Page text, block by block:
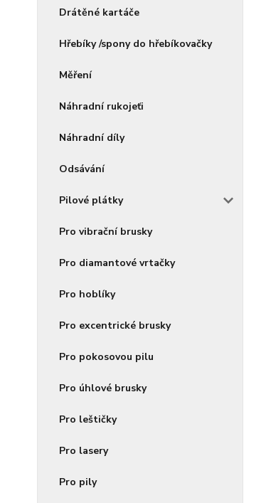
Drátěné kartáče
Hřebíky /spony do hřebíkovačky
Měření
Náhradní rukojeťi
Náhradní díly
Odsávání
Pilové plátky
Pro vibrační brusky
Pro diamantové vrtačky
Pro hoblíky
Pro excentrické brusky
Pro pokosovou pilu
Pro úhlové brusky
Pro leštičky
Pro lasery
Pro pily